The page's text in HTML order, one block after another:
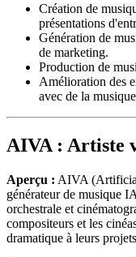
Création de
présentations
Génération de
de marketing.
Production de
Amélioration des
avec de la
AIVA : Artiste
Aperçu : AIVA
générateur de musique
orchestrale et
compositeurs et les
dramatique à leurs